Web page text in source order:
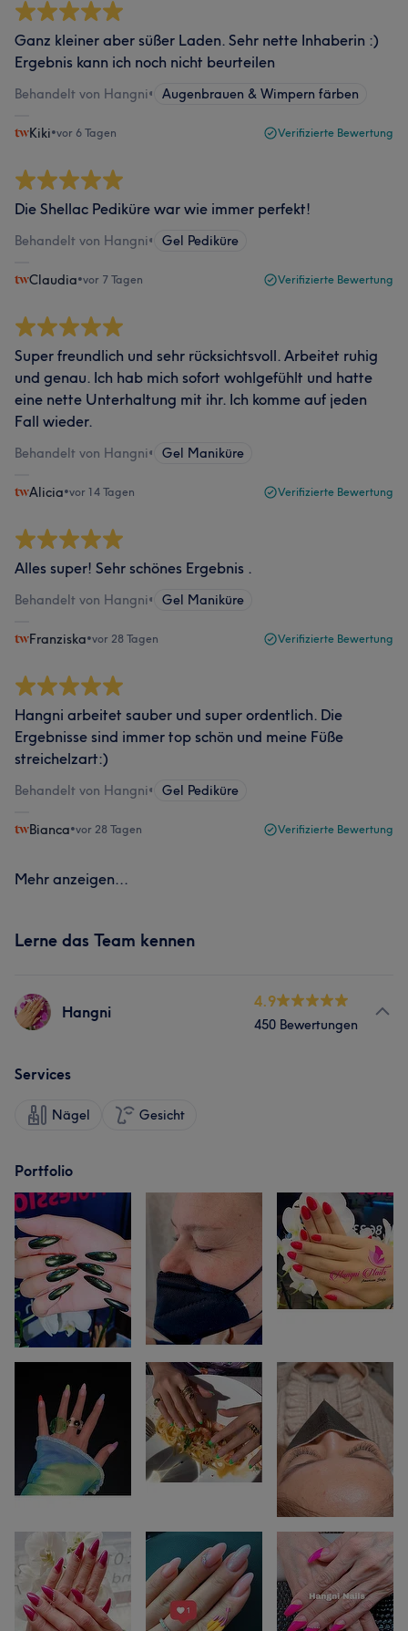
Ganz kleiner aber süßer Laden. Sehr nette Inhaberin :)
Ergebnis kann ich noch nicht beurteilen
Behandelt von Hangni• Augenbrauen & Wimpern färben
Kiki•vor 6 Tagen Verifizierte Bewertung
Die Shellac Pediküre war wie immer perfekt!
Behandelt von Hangni• Gel Pediküre
Claudia•vor 7 Tagen Verifizierte Bewertung
Super freundlich und sehr rücksichtsvoll. Arbeitet ruhig
und genau. Ich hab mich sofort wohlgefühlt und hatte
eine nette Unterhaltung mit ihr. Ich komme auf jeden
Fall wieder.
Behandelt von Hangni• Gel Maniküre
Alicia•vor 14 Tagen Verifizierte Bewertung
Alles super! Sehr schönes Ergebnis .
Behandelt von Hangni• Gel Maniküre
Franziska•vor 28 Tagen Verifizierte Bewertung
Hangni arbeitet sauber und super ordentlich. Die
Ergebnisse sind immer top schön und meine Füße
streichelzart:)
Behandelt von Hangni• Gel Pediküre
Bianca•vor 28 Tagen Verifizierte Bewertung
Mehr anzeigen...
Lerne das Team kennen
Hangni
4.9
450 Bewertungen
Services
Nägel Gesicht
Portfolio